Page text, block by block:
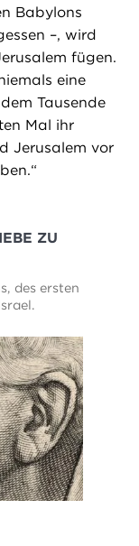
Babylons
–, wird
fügen.
eine
Tausende
Mal ihr
Jerusalem vor
ZU
des ersten